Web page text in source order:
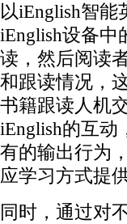
以iEnglish智
iEnglish设备中
读，然后阅读
和跟读情况，
书籍跟读人机
iEnglish的互动
有的输出行为
应学习方式提
同时，通过对